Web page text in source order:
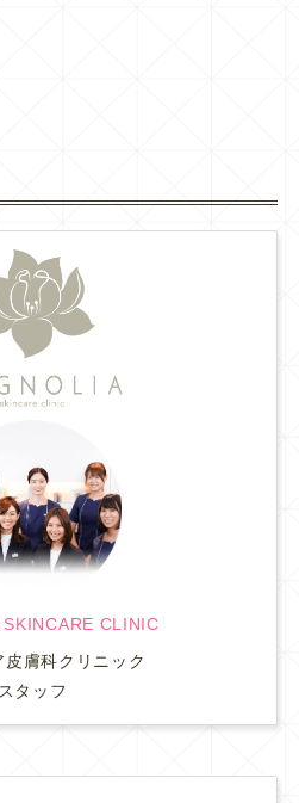
CLINIC
皮膚科クリニック
スタッフ